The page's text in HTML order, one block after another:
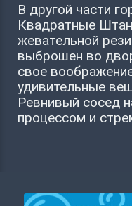
В другой части
Квадратные
жевательной
выброшен во
свое
удивительные
Ревнивый сосед
процессом и